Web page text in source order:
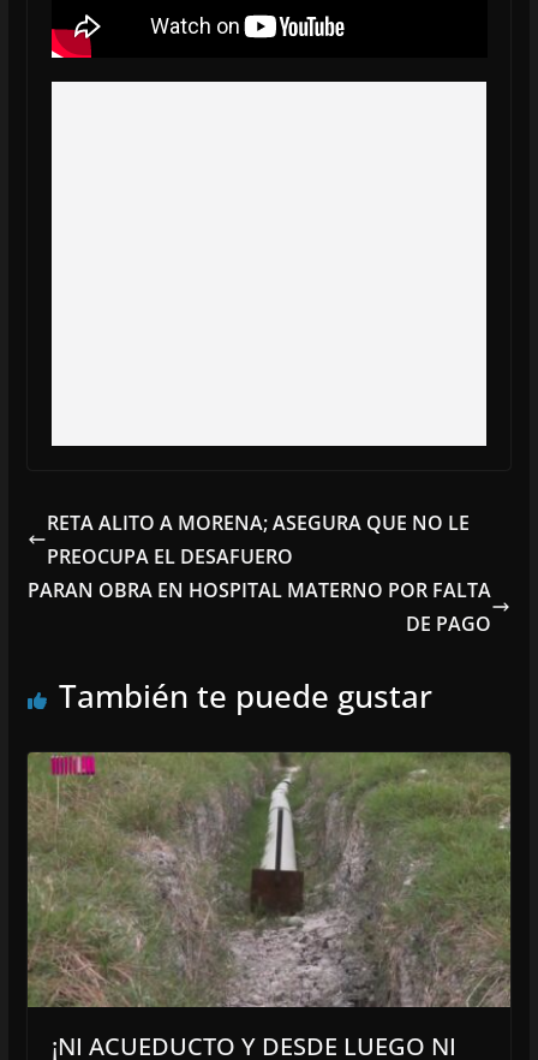
RETA ALITO A MORENA; ASEGURA QUE NO LE
PREOCUPA EL DESAFUERO
PARAN OBRA EN HOSPITAL MATERNO POR FALTA
DE PAGO
También te puede gustar
¡NI ACUEDUCTO Y DESDE LUEGO NI